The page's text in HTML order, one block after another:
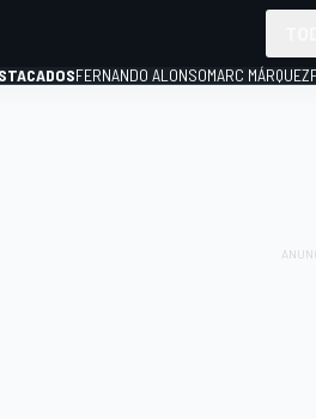
FERNANDO ALONSOMARC MÁRQUEZ